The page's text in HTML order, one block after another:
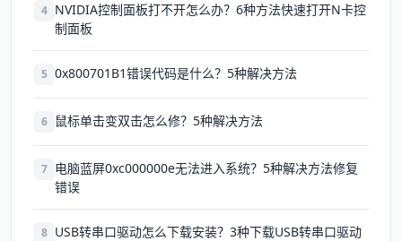
4 NVIDIA控制面板打不开怎么办？6种方法快速打开N卡控
制面板
5 0x800701B1错误代码是什么？5种解决方法
6 鼠标单击变双击怎么修？5种解决方法
7 电脑蓝屏0xc000000e无法进入系统？5种解决方法修复
错误
8 USB转串口驱动怎么下载安装？3种下载USB转串口驱动